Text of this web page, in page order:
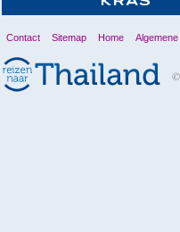
Contact Sitemap Home
©